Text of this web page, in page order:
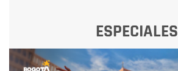
ESPECIALES